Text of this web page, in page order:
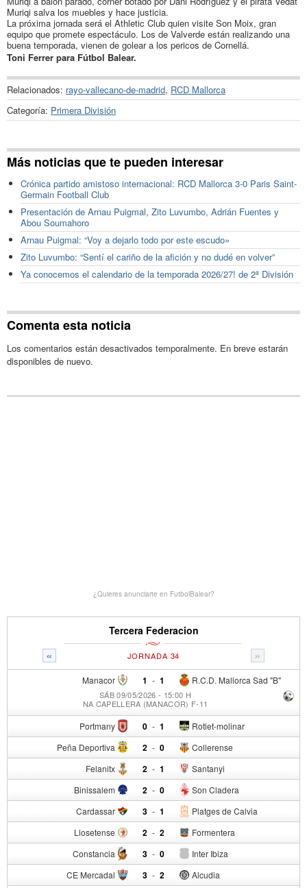
Muriqi salva los muebles y hace justicia.
La próxima jornada será el Athletic Club quien visite Son Moix, gran
equipo que promete espectáculo. Los de Valverde están realizando una
buena temporada, vienen de golear a los pericos de Cornellá.
Toni Ferrer para Fútbol Balear.
Relacionados: rayo-vallecano-de-madrid, RCD Mallorca
Categoría: Primera División
Más noticias que te pueden interesar
Crónica partido amistoso internacional: RCD Mallorca 3-0 Paris Saint-
Germain Football Club
Presentación de Arnau Puigmal, Zito Luvumbo, Adrián Fuentes y
Abou Soumahoro
Arnau Puigmal: “Voy a dejarlo todo por este escudo»
Zito Luvumbo: “Sentí el cariño de la afición y no dudé en volver”
Ya conocemos el calendario de la temporada 2026/27! de 2ª División
Comenta esta noticia
Los comentarios están desactivados temporalmente. En breve estarán
disponibles de nuevo.
¿Quieres anunciarte en FutbolBalear?
Tercera Federacion
« »
JORNADA 34
Manacor 1 - R.C.D. Mallorca Sad "B"
1
SÁB 09/05/2026 - 15:00 H
NA CAPELLERA (MANACOR) F-11
Portmany 0 - Rotlet-molinar
1
Peña Deportiva 2 - Collerense
0
Felanitx 2 - Santanyi
1
Binissalem 2 - Son Cladera
0
Cardassar 3 - Platges de Calvia
1
Llosetense 2 - Formentera
2
Constancia 3 - Inter Ibiza
0
CE Mercadal 3 - Alcudia
2